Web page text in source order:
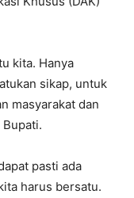
kita. Hanya
sikap, untuk
masyarakat dan
Bupati.
pasti ada
harus bersatu.